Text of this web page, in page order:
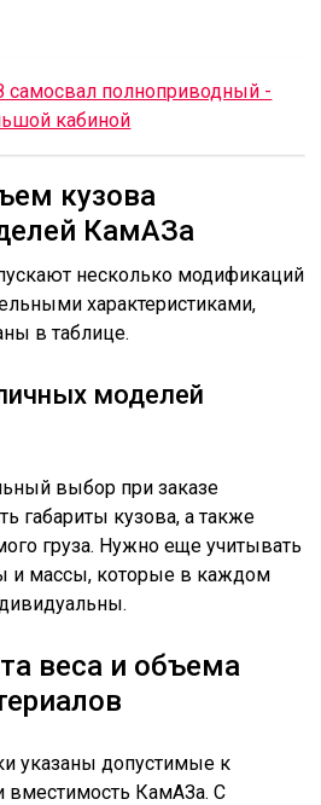
самосвал полноприводный -
кабиной
кузова
КамАЗа
несколько модификаций
характеристиками,
в таблице.
моделей
выбор при заказе
габариты кузова, а также
груза. Нужно еще учитывать
и массы, которые в каждом
веса и объема
указаны допустимые к
вместимость КамАЗа. С